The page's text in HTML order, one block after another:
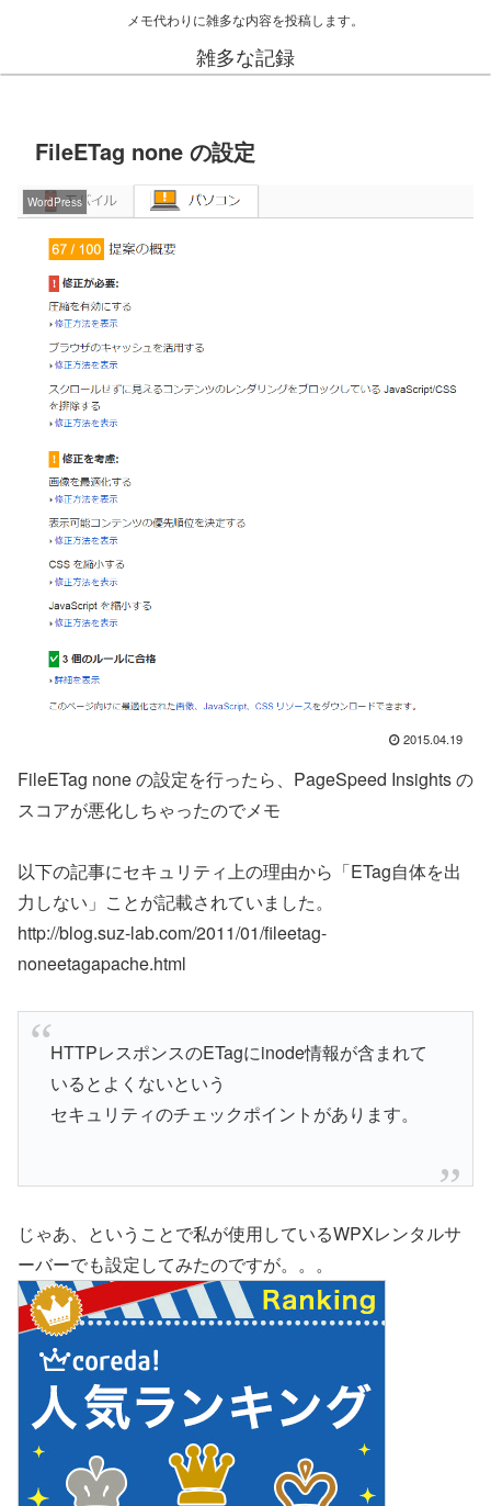
メモ代わりに雑多な内容を投稿します。
雑多な記録
FileETag none の設定
WordPress
2015.04.19
FileETag none の設定を行ったら、PageSpeed Insights の
スコアが悪化しちゃったのでメモ
以下の記事にセキュリティ上の理由から「ETag自体を出
力しない」ことが記載されていました。
http://blog.suz-lab.com/2011/01/fileetag-
noneetagapache.html
HTTPレスポンスのETagにinode情報が含まれて
いるとよくないという
セキュリティのチェックポイントがあります。
じゃあ、ということで私が使用しているWPXレンタルサ
ーバーでも設定してみたのですが。。。